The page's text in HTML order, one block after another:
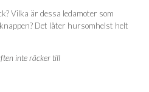
Vilka är dessa ledamoter som
Det låter hursomhelst helt
inte räcker till